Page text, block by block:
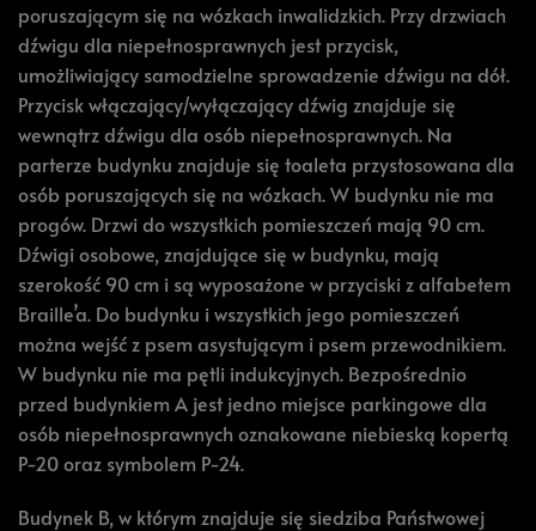
poruszającym się na wózkach inwalidzkich. Przy drzwiach
dźwigu dla niepełnosprawnych jest przycisk,
umożliwiający samodzielne sprowadzenie dźwigu na dół.
Przycisk włączający/wyłączający dźwig znajduje się
wewnątrz dźwigu dla osób niepełnosprawnych. Na
parterze budynku znajduje się toaleta przystosowana dla
osób poruszających się na wózkach. W budynku nie ma
progów. Drzwi do wszystkich pomieszczeń mają 90 cm.
Dźwigi osobowe, znajdujące się w budynku, mają
szerokość 90 cm i są wyposażone w przyciski z alfabetem
Braille’a. Do budynku i wszystkich jego pomieszczeń
można wejść z psem asystującym i psem przewodnikiem.
W budynku nie ma pętli indukcyjnych. Bezpośrednio
przed budynkiem A jest jedno miejsce parkingowe dla
osób niepełnosprawnych oznakowane niebieską kopertą
P-20 oraz symbolem P-24.
Budynek B, w którym znajduje się siedziba Państwowej